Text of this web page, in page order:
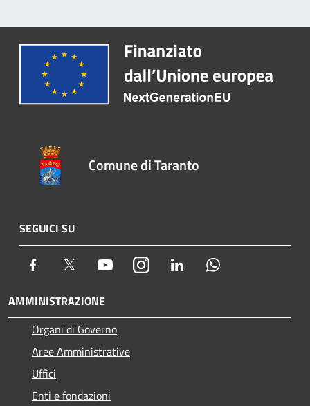
Comune di Taranto
SEGUICI SU
Facebook Twitter YoutubeInstagram LinkedIn
AMMINISTRAZIONE
Organi di Governo
Aree Amministrative
Uffici
Enti e fondazioni